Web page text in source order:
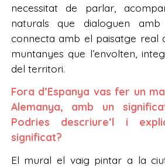
necessitat de parlar,
naturals que dialoguen amb
connecta amb el paisatge real
muntanyes que l’envolten,
del territori.
Fora d’Espanya vas fer un
Alemanya, amb un
Podries descriure’l i
significat?
El mural el vaig pintar a la